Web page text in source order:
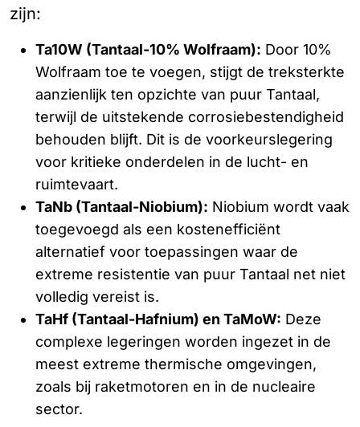
zijn:
Ta10W (Tantaal-10% Wolfraam): Door 10%
Wolfraam toe te voegen, stijgt de treksterkte
aanzienlijk ten opzichte van puur Tantaal,
terwijl de uitstekende corrosiebestendigheid
behouden blijft. Dit is de voorkeurslegering
voor kritieke onderdelen in de lucht- en
ruimtevaart.
TaNb (Tantaal-Niobium): Niobium wordt vaak
toegevoegd als een kostenefficiënt
alternatief voor toepassingen waar de
extreme resistentie van puur Tantaal net niet
volledig vereist is.
TaHf (Tantaal-Hafnium) en TaMoW: Deze
complexe legeringen worden ingezet in de
meest extreme thermische omgevingen,
zoals bij raketmotoren en in de nucleaire
sector.